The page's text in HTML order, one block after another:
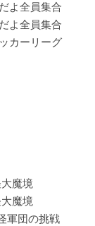
よ全員集合
よ全員集合
カーリーグ
魔境
魔境
軍団の挑戦